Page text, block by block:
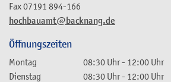
hochbauamt@backnang.de
Fax07191 894-166
Öffnungszeiten
Montag 08:30 Uhr- 12:00 Uhr
Dienstag
08:30 Uhr- 12:00 Uhr